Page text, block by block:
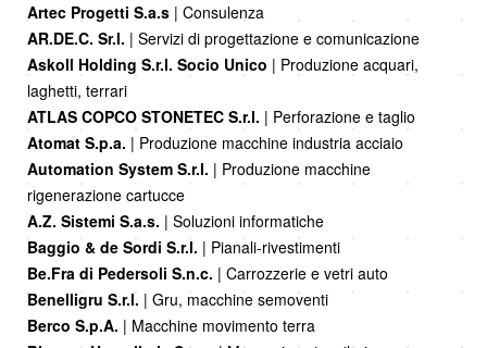
Artec Progetti S.a.s | Consulenza
AR.DE.C. Sr.l. | Servizi di progettazione e comunicazione
Askoll Holding S.r.l. Socio Unico | Produzione acquari,
laghetti, terrari
ATLAS COPCO STONETEC S.r.l. | Perforazione e taglio
Atomat S.p.a. | Produzione macchine industria acciaio
Automation System S.r.l. | Produzione macchine
rigenerazione cartucce
A.Z. Sistemi S.a.s. | Soluzioni informatiche
Baggio & de Sordi S.r.l. | Pianali-rivestimenti
Be.Fra di Pedersoli S.n.c. | Carrozzerie e vetri auto
Benelligru S.r.l. | Gru, macchine semoventi
Berco S.p.A. | Macchine movimento terra